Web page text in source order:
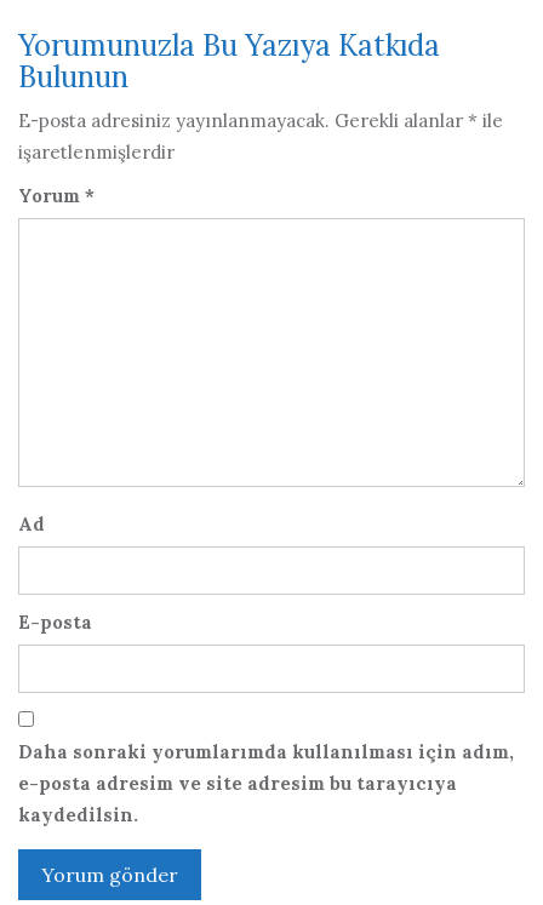
Yorumunuzla Bu Yazıya Katkıda
Bulunun
E-posta adresiniz yayınlanmayacak. Gerekli alanlar * ile
işaretlenmişlerdir
Yorum *
Ad
E-posta
Daha sonraki yorumlarımda kullanılması için adım,
e-posta adresim ve site adresim bu tarayıcıya
kaydedilsin.